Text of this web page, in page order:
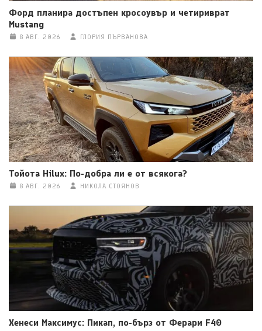
Форд планира достъпен кросоувър и четириврат
Mustang
8 АВГ. 2026 ГЛОРИЯ ПЪРВАНОВА
Тойота Hilux: По-добра ли е от всякога?
8 АВГ. 2026 НИКОЛА СТОЯНОВ
Хенеси Максимус: Пикап, по-бърз от Ферари F40